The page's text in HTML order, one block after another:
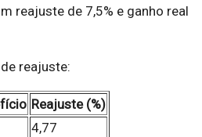
reajuste de 7,5% e ganho real
reajuste:
Reajuste (%)
4,77